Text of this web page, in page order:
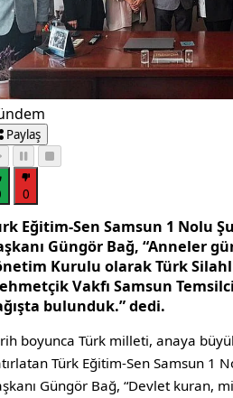
Paylaş
0
Eğitim-Sen Samsun 1 Nolu
Güngör Bağ, “Anneler
Kurulu olarak Türk
Vakfı Samsun
bulunduk.” dedi.
boyunca Türk milleti, anaya
Türk Eğitim-Sen Samsun 1
Güngör Bağ, “Devlet kuran,